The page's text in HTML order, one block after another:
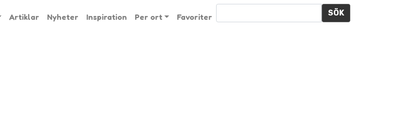
Artiklar Nyheter Inspiration Per ort Favoriter SÖK